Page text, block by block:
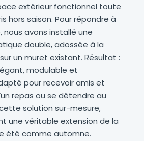
extérieur fonctionnel toute
hors saison. Pour répondre à
avons installé une
double, adossée à la
un muret existant. Résultat :
modulable et
pour recevoir amis et
repas ou se détendre au
solution sur-mesure,
une véritable extension de la
été comme automne.